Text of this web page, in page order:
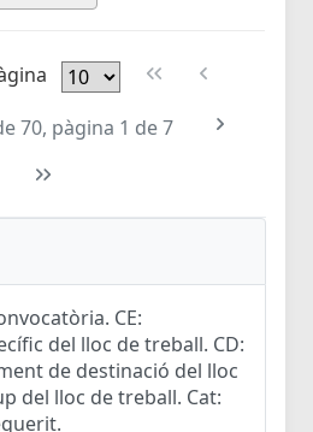
70, pàgina 1 de 7
CE:
del lloc de treball. CD:
de destinació del lloc
del lloc de treball. Cat: